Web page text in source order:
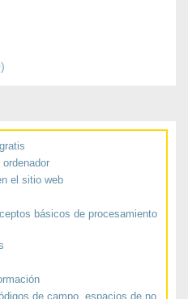
)
el sitio web
básicos de procesamiento
de campo, espacios de no